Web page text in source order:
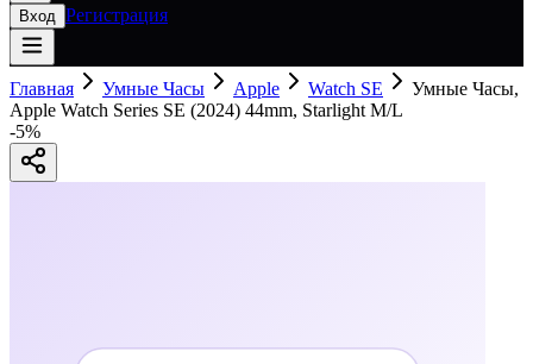
Вход Регистрация
Главная Умные Часы Apple Watch SE
Умные Часы,
Apple Watch Series SE (2024) 44mm, Starlight M/L
-5%